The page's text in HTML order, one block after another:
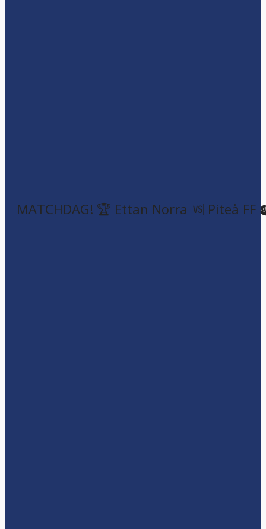
MATCHDAG! 🏆 Ettan Norra 🆚 Piteå FF